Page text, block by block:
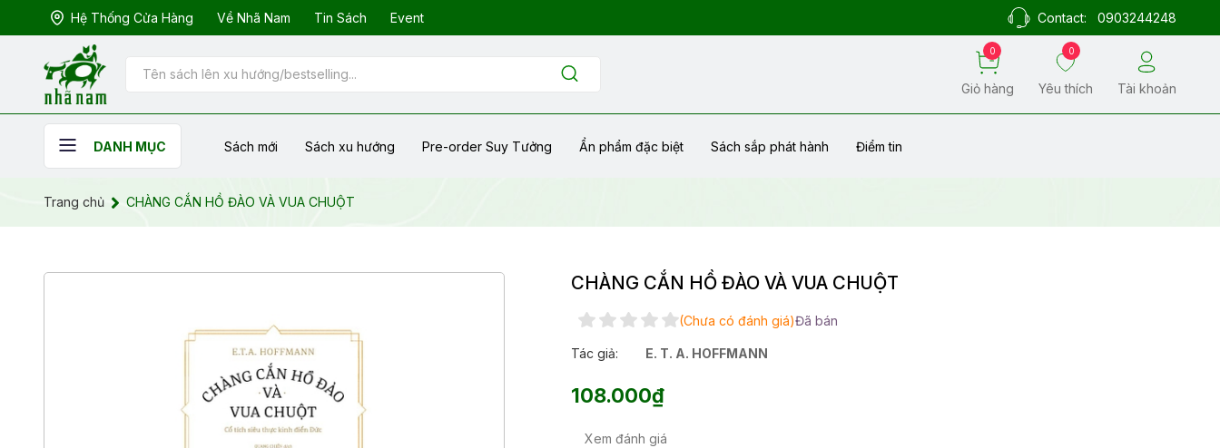
Hệ Thống Cửa Hàng Về Nhã Nam Tin Sách Event Contact: 0903244248
0
Giỏ hàng
0
Yêu thích Tài khoản
DANH MỤC Sách mới Sách xu hướng Pre-order Suy Tưởng Ẩn phẩm đặc biệt Sách sắp phát hành Điểm tin
Trang chủ CHÀNG CẮN HỒ ĐÀO VÀ VUA CHUỘT
CHÀNG CẮN HỒ ĐÀO VÀ VUA CHUỘT
(Chưa có đánh giá)Đã bán
Tác giả: E. T. A. HOFFMANN
108.000₫
Xem đánh giá